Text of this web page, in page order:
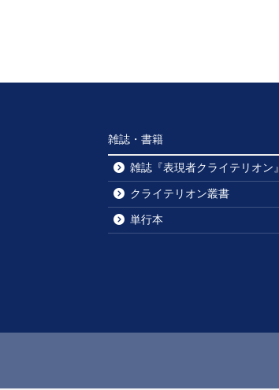
雑誌・書籍
雑誌『表現者クライテリオン』
クライテリオン叢書
単行本